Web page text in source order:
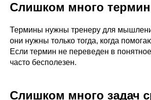
Слишком много
Термины нужны тренеру для
они нужны только тогда, когда
Если термин не переведен в
часто бесполезен.
Слишком много задач